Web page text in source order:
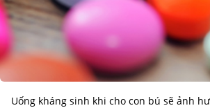
Uống kháng sinh khi cho con bú sẽ ảnh